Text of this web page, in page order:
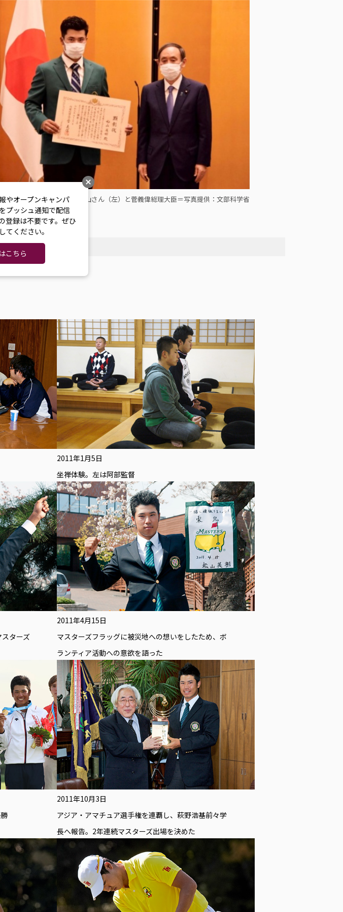
理大臣顕彰状を手にした松山さん（左）と菅義偉総理大臣＝写真提供：文部科学省
2011年1月5日
坐禅体験。左は阿部監督
ターズ
2011年4月15日
マスターズフラッグに被災地への想いをしたため、ボ
ランティア活動への意欲を語った
2011年10月3日
アジア・アマチュア選手権を連覇し、萩野浩基前々学
長へ報告。2年連続マスターズ出場を決めた
やオープンキャンパ
プッシュ通知で配信
登録は不要です。ぜひ
てください。
こちら